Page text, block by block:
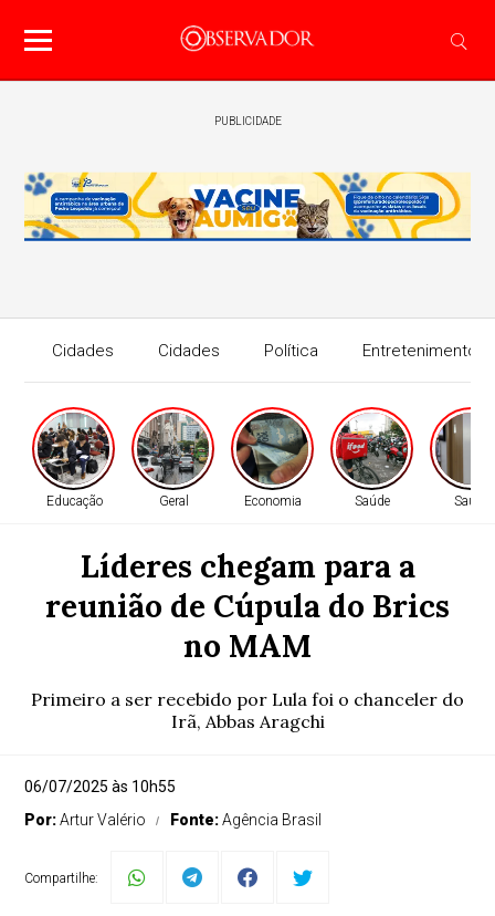
PUBLICIDADE
Cidades Cidades Política Entretenimento
Educação Geral Economia Saúde Saúde
Líderes chegam para a
reunião de Cúpula do Brics
no MAM
Primeiro a ser recebido por Lula foi o chanceler do
Irã, Abbas Aragchi
06/07/2025 às 10h55
Por:Artur Valério Fonte:Agência Brasil
Compartilhe: